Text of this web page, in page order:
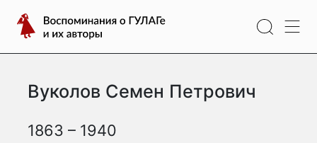
содержимому
Воспоминания
о
ГУЛАГе
ихВуколов Семен Петрович
1863 – 1940